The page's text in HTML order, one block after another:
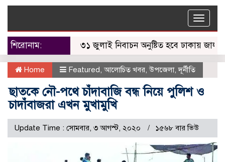
Toggle
শিরোনাম:
৩১ জুলাই নিবাচন অনু‌ষ্টিত হ‌বে ঢাকায়
Home Featured, আলোচিত খবর,উপজেলা,দূর্নীতি
ছাতকে নৌ-পথে চাঁদাবাজি বন্ধ নিয়ে পুলিশ ও
চাদাঁবাজরা এখন মুখামুখি
Update Time : সোমবার, ৩ আগস্ট, ২০২০ ১৫৬৮ বার ভিউ